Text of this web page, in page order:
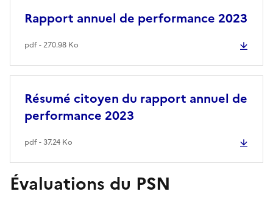
Rapport annuel de performance 2023
pdf - 270.98 Ko
Résumé citoyen du rapport annuel de
performance 2023
pdf - 37.24 Ko
Évaluations du PSN